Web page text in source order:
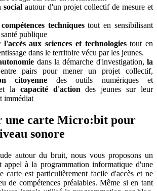
socialautour d'un projet collectif de mesure et
techniquestout en sensibilisant
publique
aux sciences et technologiestout en
dans le territoire vécu par les jeunes.
dans la démarche d'investigation,la
pairs pour mener un projet collectif,
citoyenne des outils numériques et
la capacité d'action des jeunes sur leur
immédiat
une carte Micro:bit pour
sonore
autour du bruit, nous vous proposons un
appel à la programmation informatique d'une
carte est particulièrement facile d'accès et ne
de compétences préalables. Même si en tant